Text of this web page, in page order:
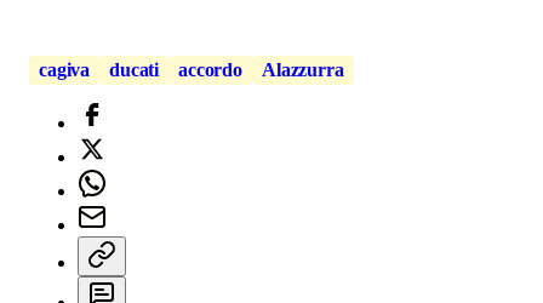
cagiva ducati accordo Alazzurra